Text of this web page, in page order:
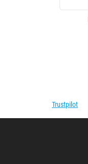
Trustpilot